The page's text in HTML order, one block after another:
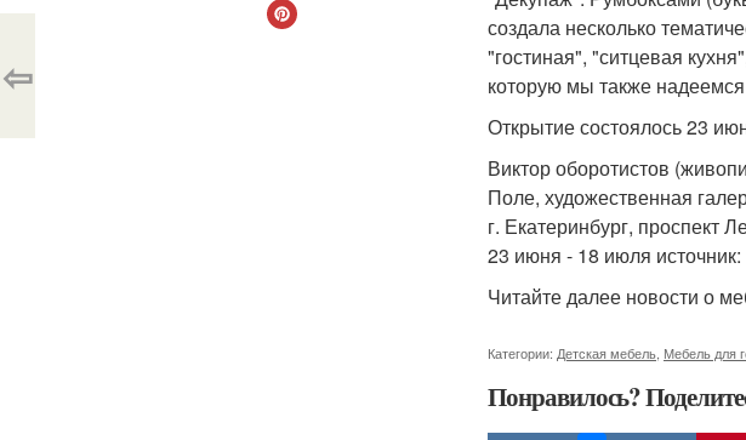
создала несколько
"гостиная", "ситцевая
которую мы также надеемся
Открытие состоялось 23
Виктор оборотистов
Поле, художественная
г. Екатеринбург, проспект
23 июня - 18 июля
Читайте далее новости о
Категории: Детская мебель Мебель для
Понравилось?
⇦